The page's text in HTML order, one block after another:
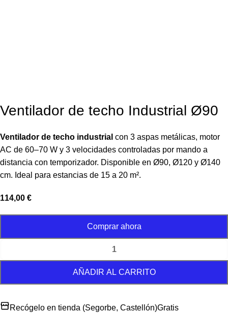
Ventilador de techo Industrial Ø90
Ventilador de techo industrial con 3 aspas metálicas, motor
AC de 60–70 W y 3 velocidades controladas por mando a
distancia con temporizador. Disponible en Ø90, Ø120 y Ø140
cm. Ideal para estancias de 15 a 20 m².
114,00 €
AÑADIR AL CARRITO
Comprar ahora
Recógelo en tienda (Segorbe, Castellón)Gratis